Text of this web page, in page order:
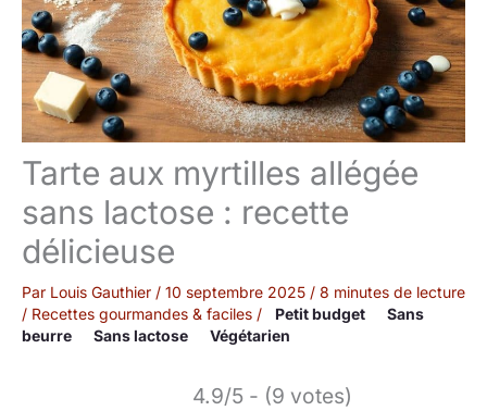
Tarte aux myrtilles allégée
sans lactose : recette
délicieuse
Par Louis Gauthier / 10 septembre 2025 / 8 minutes de lecture
/ Recettes gourmandes & faciles / Petit budget
Sans
beurre
Sans lactose Végétarien
4.9/5 - (9 votes)